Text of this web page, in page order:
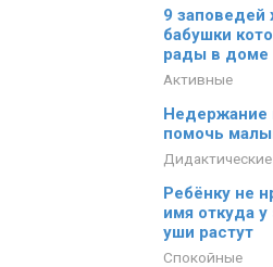
9 заповедей
бабушки
рады в доме
Активные
Недержание
помочь
Дидактические
Ребёнку не
имя откуда
уши растут
Спокойные